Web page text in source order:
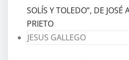
SOLÍS Y TOLEDO”, DE
PRIETO
JESUS GALLEGO